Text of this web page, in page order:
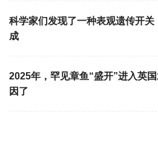
科学家们发现了一种表观遗传开
成
2025年，罕见章鱼“盛开”进入英
因了